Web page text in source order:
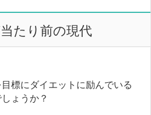
たり前の現代
標にダイエットに励んでいる
ょうか？